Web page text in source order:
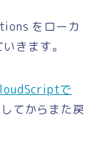
をローカ
きます。
で
てからまた戻